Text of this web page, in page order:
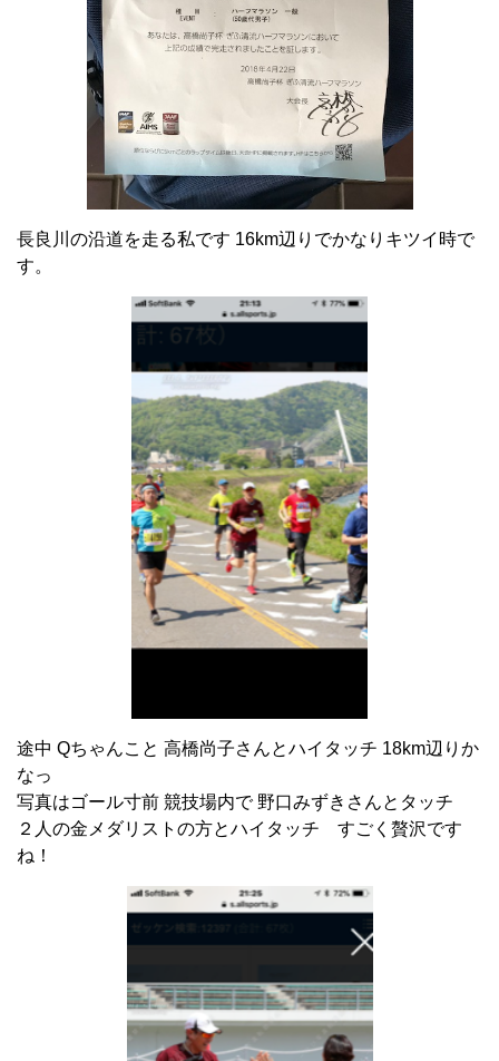
長良川の沿道を走る私です 16km辺りでかなりキツイ時で
す。
途中 Qちゃんこと 高橋尚子さんとハイタッチ 18km辺りか
なっ
写真はゴール寸前 競技場内で 野口みずきさんとタッチ
２人の金メダリストの方とハイタッチ すごく贅沢です
ね！